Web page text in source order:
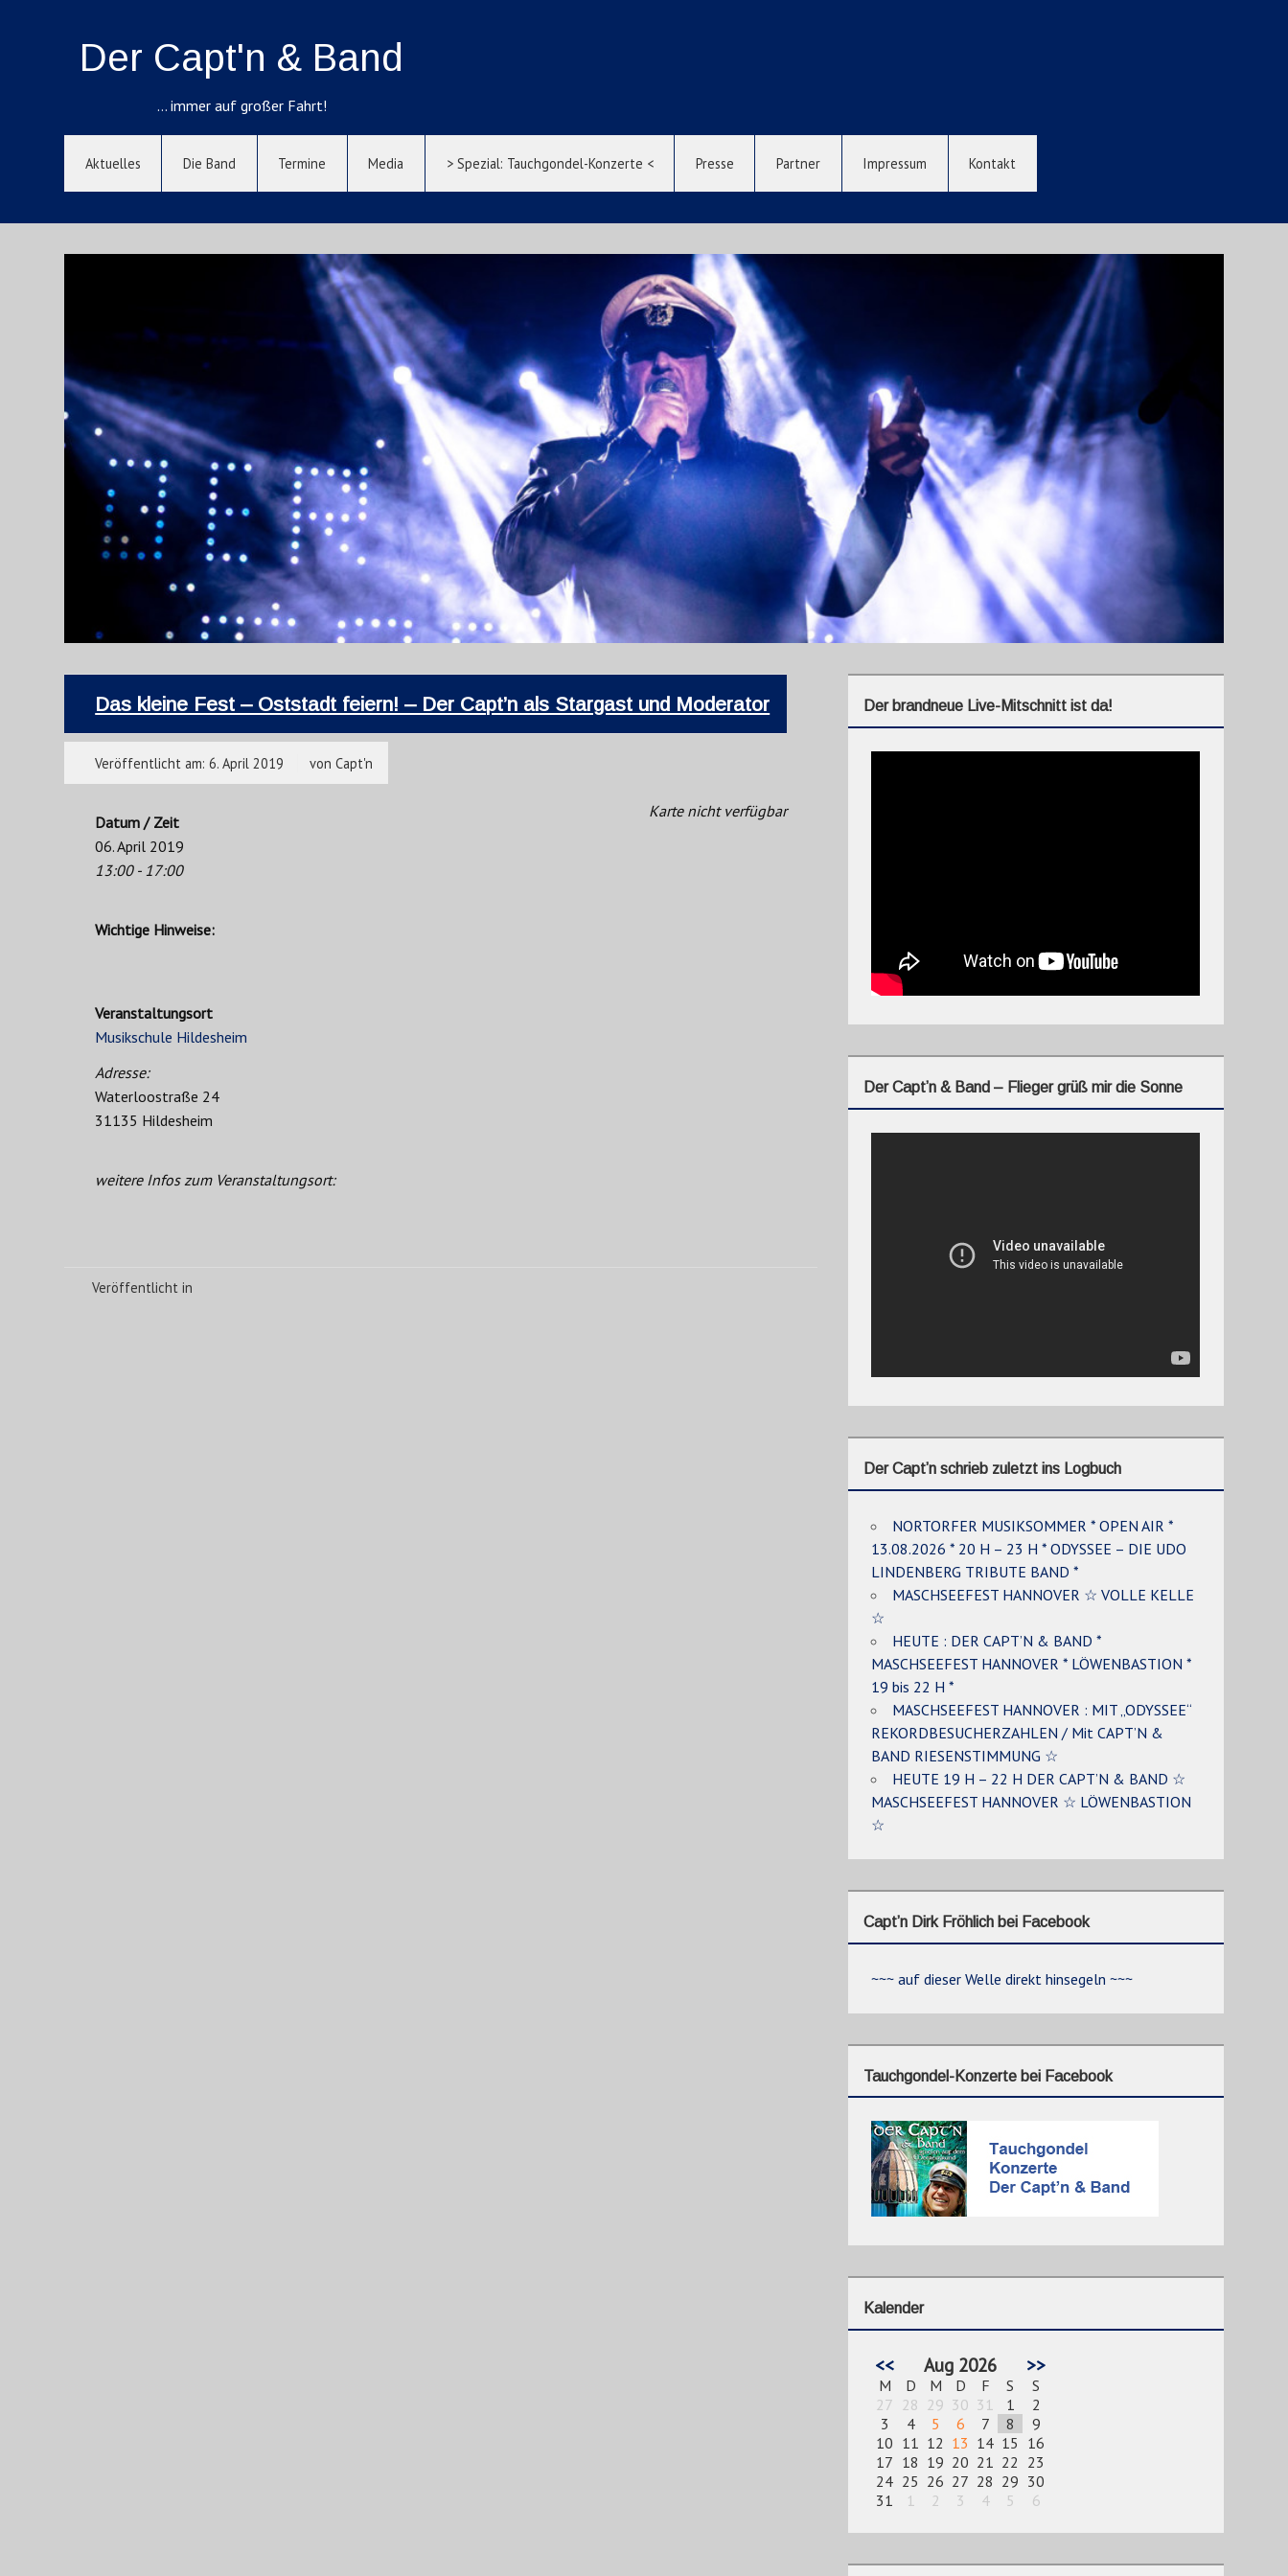
Der Capt'n & Band
… immer auf großer Fahrt!
Aktuelles Die Band Termine Media > Spezial: Tauchgondel-Konzerte < Presse Partner Impressum Kontakt
Das kleine Fest – Oststadt feiern! – Der Capt’n als Stargast und Moderator
Veröffentlicht am:6. April 2019 von Capt'n
Karte nicht verfügbar
Datum / Zeit
06. April 2019
13:00 - 17:00
Wichtige Hinweise:
Veranstaltungsort
Musikschule Hildesheim
Adresse:
Waterloostraße 24
31135 Hildesheim
weitere Infos zum Veranstaltungsort:
Veröffentlicht in
Der brandneue Live-Mitschnitt ist da!
Der Capt’n & Band – Flieger grüß mir die Sonne
Der Capt’n schrieb zuletzt ins Logbuch
NORTORFER MUSIKSOMMER * OPEN AIR *
13.08.2026 * 20 H – 23 H * ODYSSEE – DIE UDO
LINDENBERG TRIBUTE BAND *
MASCHSEEFEST HANNOVER ☆ VOLLE KELLE
☆
HEUTE : DER CAPT’N & BAND *
MASCHSEEFEST HANNOVER * LÖWENBASTION *
19 bis 22 H *
MASCHSEEFEST HANNOVER : MIT „ODYSSEE“
REKORDBESUCHERZAHLEN / Mit CAPT’N &
BAND RIESENSTIMMUNG ☆
HEUTE 19 H – 22 H DER CAPT’N & BAND ☆
MASCHSEEFEST HANNOVER ☆ LÖWENBASTION
☆
Capt’n Dirk Fröhlich bei Facebook
~~~ auf dieser Welle direkt hinsegeln ~~~
Tauchgondel-Konzerte bei Facebook
Kalender
<< Aug 2026 >>
M D M D F S
S
27 28 29 30 31 1
2
3
4 5 6 7 8
9
10 11 12 13 14 15 16
17 18 19 20 21 22 23
24 25 26 27 28 29 30
31
1 2 3 4 5 6